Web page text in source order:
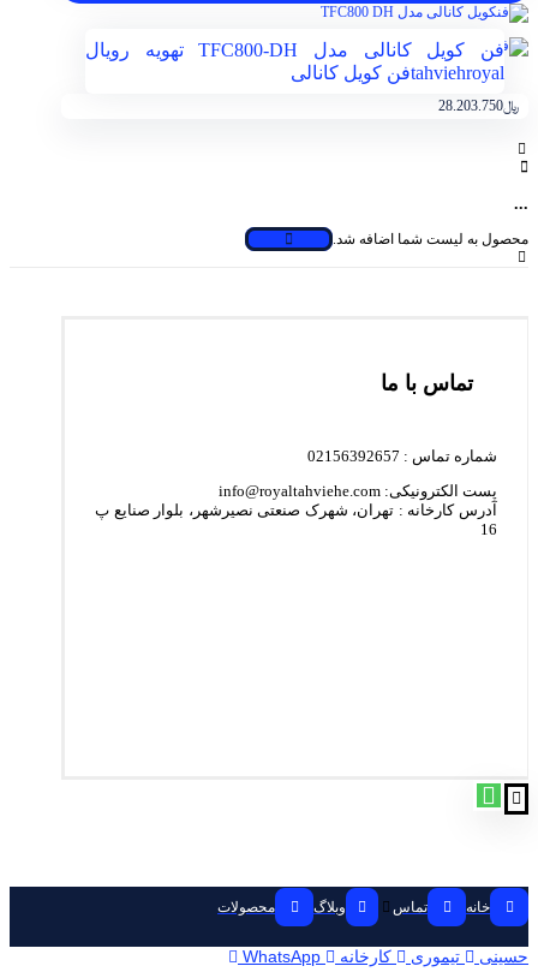
فن کویل کانالی مدل TFC800-DH تهویه رویال
tahviehroyalفن کویل کانالی
﷼28.203.750
...
محصول به لیست شما اضافه شد.
تماس با ما
شماره تماس : 02156392657
پست الکترونیکی: info@royaltahviehe.com
آدرس کارخانه : تهران، شهرک صنعتی نصیرشهر، بلوار صنایع پ
16
خانه تماس وبلاگ محصولات
حسینی تیموری کارخانه WhatsApp